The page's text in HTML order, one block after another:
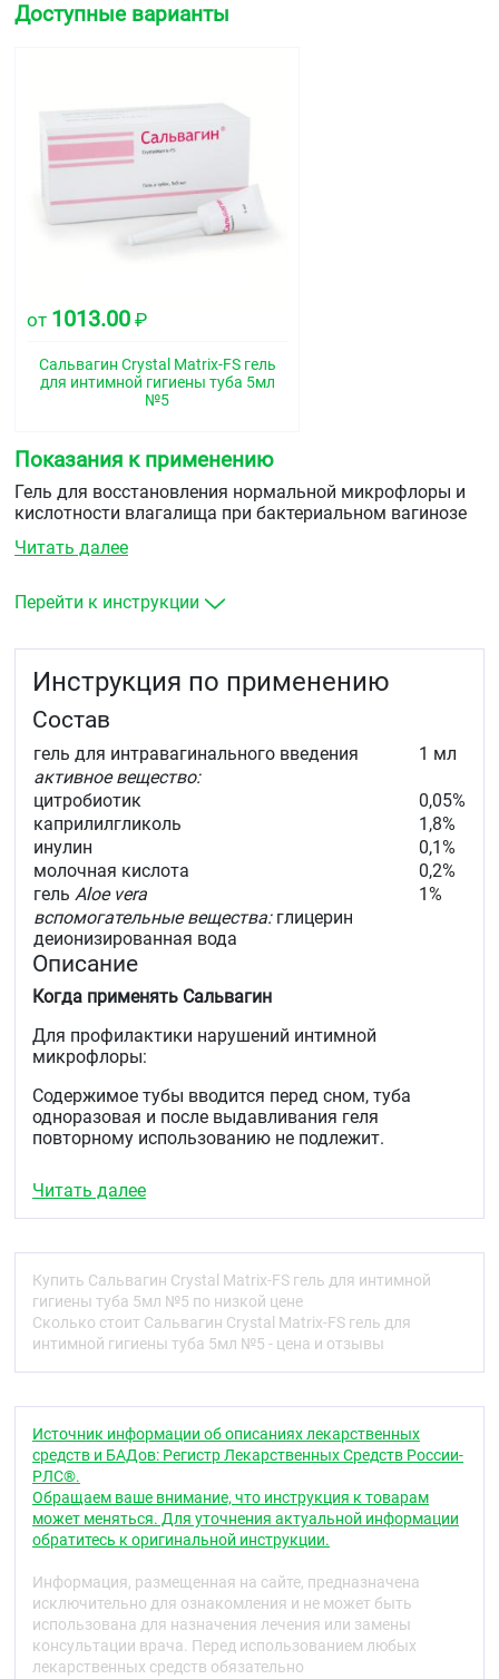
Доступные варианты
от 1013.00 ₽
Сальвагин Crystal Matrix-FS гель
для интимной гигиены туба 5мл
№5
Показания к применению
Гель для восстановления нормальной микрофлоры и
кислотности влагалища при бактериальном вагинозе
этиологии (хламидийной, трихомонадной,
также для профилактики нарушений микрофлоры
Читать далее
Перейти к инструкции
Инструкция по применению
Состав
гель для интравагинального введения
1 мл
активное вещество:
цитробиотик
0,05%
каприлилгликоль
1,8%
инулин
0,1%
молочная кислота
0,2%
гель Aloe vera
1%
вспомогательные вещества:глицерин
деионизированная вода
Описание
Когда применять Сальвагин
Для профилактики нарушений интимной
микрофлоры:
Содержимое тубы вводится перед сном, туба
одноразовая и после выдавливания геля
повторному использованию не подлежит.
(гарднереллезе) и неприятном интимном запахе:
дня в течение курса антибиотикотерапии.
При применении контрацептивов, в том числе
барьерной контрацепции: по 1 тубе каждые 3
дня в течение всего периода использования
контрацептивов.
спермицидной смазкой: по 1 тубе после
полового акта.
После посещения бассейна: по 1 тубе после
каждого посещения бассейна.
При резкой смене климатических поясов: 1
туба по прибытии в новую климатическую
зону.
В первой фазе менструального цикла: 1 туба
на 2 день после окончания месячных.
В период менопаузы для уменьшения сухости,
зуда, неприятного запаха интимных
выделений и уменьшения атрофии слизистой
влагалища: по 1 тубе каждые 3- 4 дня
Читать далее
Купить Сальвагин Crystal Matrix-FS гель для интимной
гигиены туба 5мл №5 по низкой цене
Сколько стоит Сальвагин Crystal Matrix-FS гель для
интимной гигиены туба 5мл №5 - цена и отзывы
Источник информации об описаниях лекарственных
средств и БАДов: Регистр Лекарственных Средств России-
РЛС®.
Обращаем ваше внимание, что инструкция к товарам
может меняться. Для уточнения актуальной информации
обратитесь к оригинальной инструкции.
Информация, размещенная на сайте, предназначена
исключительно для ознакомления и не может быть
использована для назначения лечения или замены
консультации врача. Перед использованием любых
лекарственных средств обязательно